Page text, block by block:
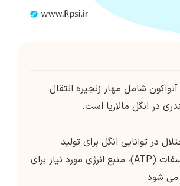
شامل مهار زنجیره انتقال
در انگل مالاریا است.
در توانایی انگل برای تولید
آدنوزین تری فسفات (ATP)، منبع انرژی مورد نیاز برای
می شود.